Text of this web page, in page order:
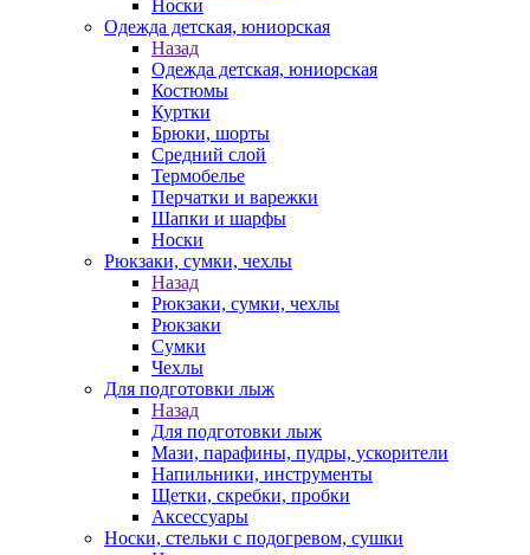
Носки
Одежда детская, юниорская
Назад
Одежда детская, юниорская
Костюмы
Куртки
Брюки, шорты
Средний слой
Термобелье
Перчатки и варежки
Шапки и шарфы
Носки
Рюкзаки, сумки, чехлы
Назад
Рюкзаки, сумки, чехлы
Рюкзаки
Сумки
Чехлы
Для подготовки лыж
Назад
Для подготовки лыж
Мази, парафины, пудры, ускорители
Напильники, инструменты
Щетки, скребки, пробки
Аксессуары
Носки, стельки с подогревом, сушки